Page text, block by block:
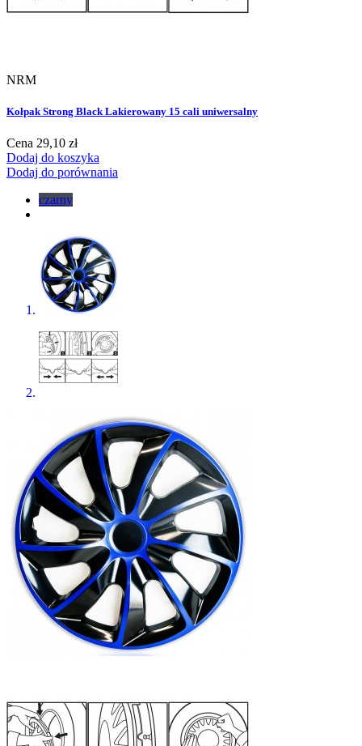
NRM
Kołpak Strong Black Lakierowany 15 cali uniwersalny
Cena 29,10 zł
Dodaj do koszyka
Dodaj do porównania
czarny